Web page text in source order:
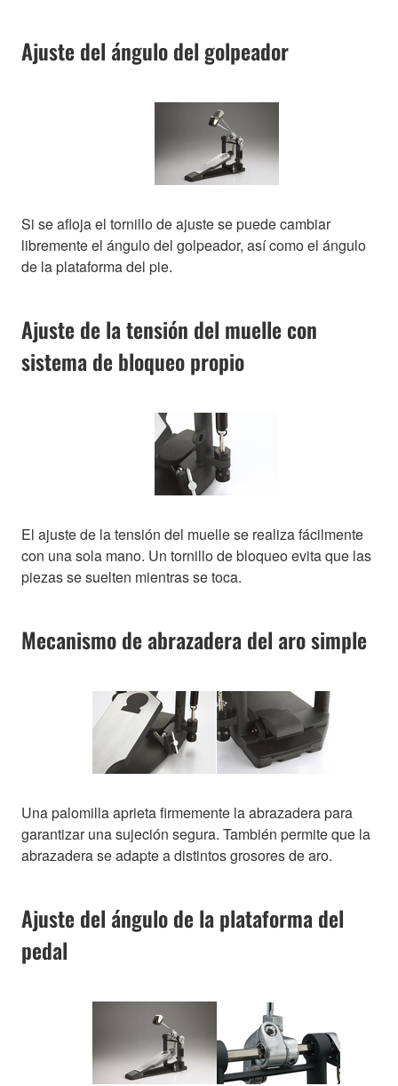
Ajuste del ángulo del golpeador
Si se afloja el tornillo de ajuste se puede cambiar
libremente el ángulo del golpeador, así como el ángulo
de la plataforma del pie.
Ajuste de la tensión del muelle con
sistema de bloqueo propio
El ajuste de la tensión del muelle se realiza fácilmente
con una sola mano. Un tornillo de bloqueo evita que las
piezas se suelten mientras se toca.
Mecanismo de abrazadera del aro simple
Una palomilla aprieta firmemente la abrazadera para
garantizar una sujeción segura. También permite que la
abrazadera se adapte a distintos grosores de aro.
Ajuste del ángulo de la plataforma del
pedal